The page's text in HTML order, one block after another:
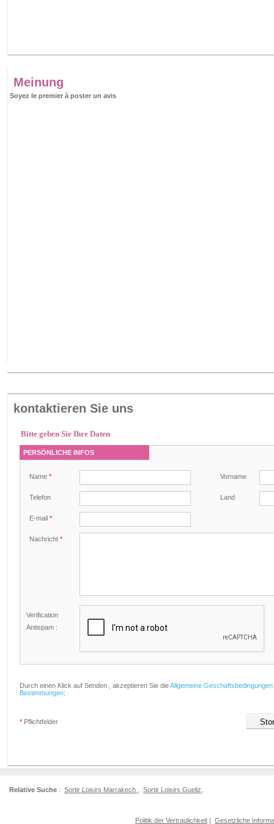
Meinung
Soyez le premier à poster un avis
kontaktieren Sie uns
Bitte geben Sie Ihre Daten
PERSÖNLICHE INFOS
Name * Vorname
Telefon Land
E-mail *
Nachricht *
Verification
Antispam :
Durch einen Klick auf Senden , akzeptieren Sie dieAllgemeine Geschäftsbedingungen
Bestimmungen;
* Pflichtfelder
Relative Suche : Sortir Loisirs Marrakech Sortir Loisirs Gueliz
Politik der Vertraulichkeit | Gesetzliche